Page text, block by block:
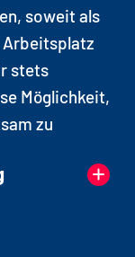
soweit als
Arbeitsplatz
stets
Möglichkeit,
zu